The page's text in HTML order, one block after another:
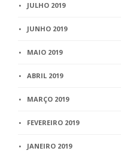
JULHO 2019
JUNHO 2019
MAIO 2019
ABRIL 2019
MARÇO 2019
FEVEREIRO 2019
JANEIRO 2019